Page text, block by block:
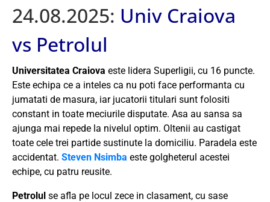
24.08.2025: Univ Craiova
vs Petrolul
Universitatea Craiova este lidera Superligii, cu 16 puncte.
Este echipa ce a inteles ca nu poti face performanta cu
jumatati de masura, iar jucatorii titulari sunt folositi
constant in toate meciurile disputate. Asa au sansa sa
ajunga mai repede la nivelul optim. Oltenii au castigat
toate cele trei partide sustinute la domiciliu. Paradela este
accidentat. Steven Nsimba este golgheterul acestei
echipe, cu patru reusite.
Petrolul se afla pe locul zece in clasament, cu sase